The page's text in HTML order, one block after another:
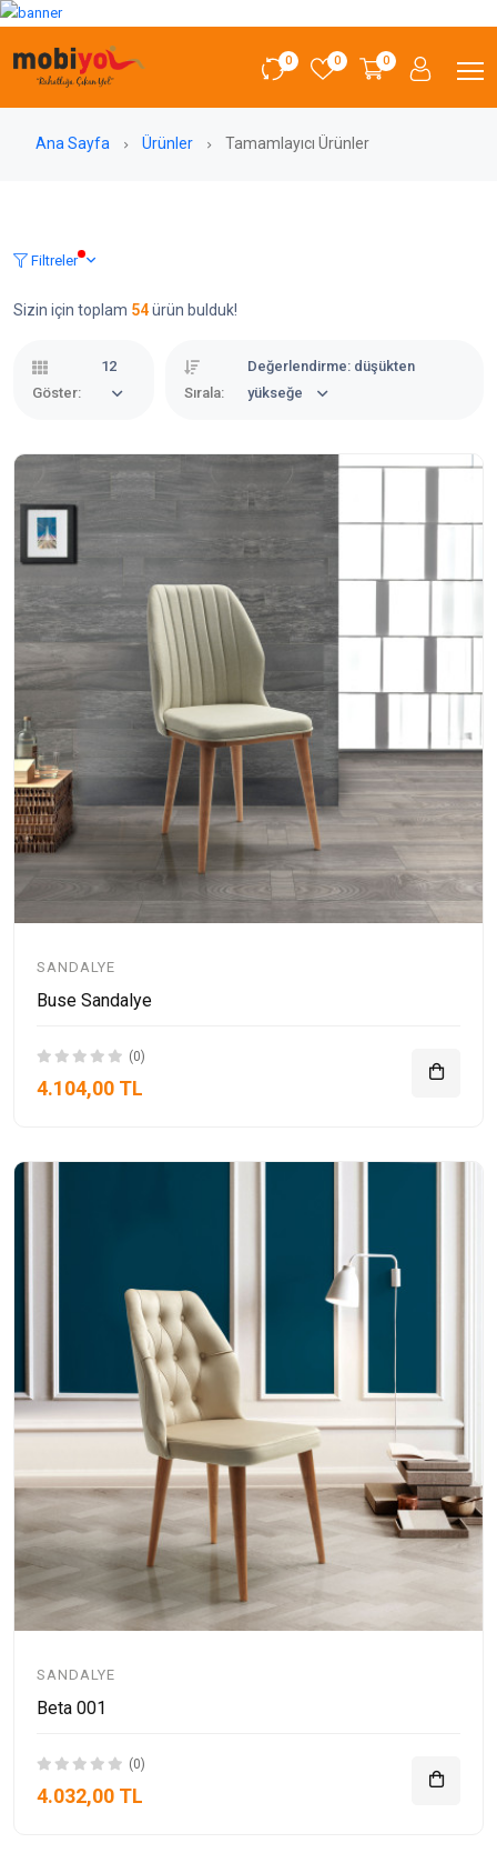
0 0 0
Ana Sayfa Ürünler Tamamlayıcı Ürünler
Filtreler
Sizin için toplam 54ürün bulduk!
Göster:
12
Sırala:
Değerlendirme: düşükten
yükseğe
SANDALYE
Buse Sandalye
(0)
4.104,00 TL
SANDALYE
Beta 001
(0)
4.032,00 TL